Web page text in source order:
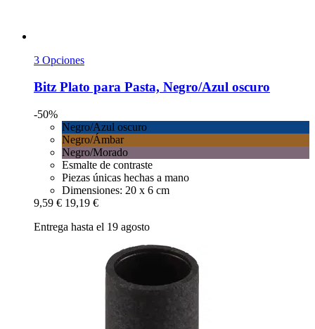
3 Opciones
Bitz Plato para Pasta, Negro/Azul oscuro
-50%
Negro/Azul oscuro
Negro/Ámbar
Negro/Morado
Esmalte de contraste
Piezas únicas hechas a mano
Dimensiones: 20 x 6 cm
9,59 € 19,19 €
Entrega hasta el 19 agosto